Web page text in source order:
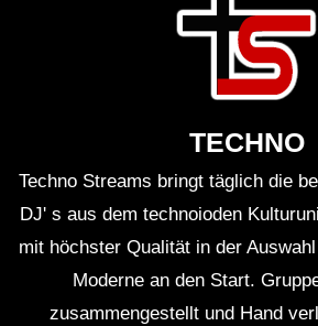
M-Eject – Dub Techno
Series #9 [2021]
Dub Techno Sessions
Deep DUB TECHNO ||
TECHNO
Techno Streams bringt täglich die
DJ' s aus dem technoioden
mit höchster Qualität in der
Moderne an den Start.
zusammengestellt und Hand